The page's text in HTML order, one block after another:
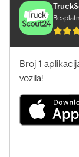
Broj 1
vozila!